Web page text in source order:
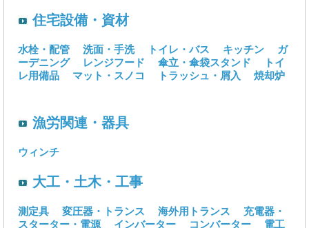
住宅設備・資材
水栓・配管 洗面・手洗 トイレ・バス キッチン
ガ
ーデニング
レンジフード 傘立・傘袋スタンド
トイ
レ用備品
マット・スノコ トラッシュ・屑入 焼却炉
漁労関連・器具
ウィンチ
大工・土木・工事
測定具 変圧器・トランス 海外用トランス
充電器・
スターター・電源
インバーター コンバーター
電工